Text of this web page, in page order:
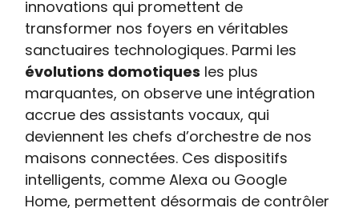
innovations qui promettent de
transformer nos foyers en véritables
sanctuaires technologiques. Parmi les
évolutions domotiques les plus
marquantes, on observe une intégration
accrue des assistants vocaux, qui
deviennent les chefs d’orchestre de nos
maisons connectées. Ces dispositifs
intelligents, comme Alexa ou Google
Home, permettent désormais de contrôler